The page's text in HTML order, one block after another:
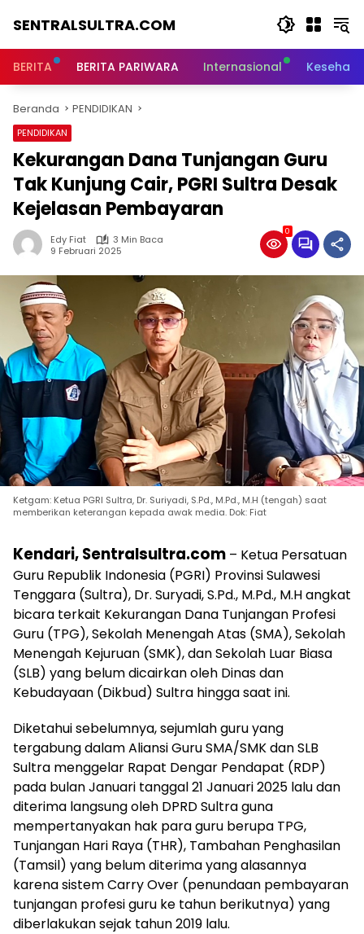
SENTRALSULTRA.COM
BERITA BERITA PARIWARA Internasional
Beranda PENDIDIKAN
PENDIDIKAN
Kekurangan Dana Tunjangan Guru
Tak Kunjung Cair, PGRI Sultra Desak
Kejelasan Pembayaran
Edy Fiat
3 Min Baca
9 Februari 2025
0
Ketgam: Ketua PGRI Sultra, Dr. Suriyadi, S.Pd., M.Pd., M.H (tengah) saat
memberikan keterangan kepada awak media. Dok: Fiat
Kendari, Sentralsultra.com – Ketua Persatuan
Guru Republik Indonesia (PGRI) Provinsi Sulawesi
Tenggara (Sultra), Dr. Suryadi, S.Pd., M.Pd., M.H angkat
bicara terkait Kekurangan Dana Tunjangan Profesi
Guru (TPG), Sekolah Menengah Atas (SMA), Sekolah
Menengah Kejuruan (SMK), dan Sekolah Luar Biasa
(SLB) yang belum dicairkan oleh Dinas dan
Kebudayaan (Dikbud) Sultra hingga saat ini.
Diketahui sebelumnya, sejumlah guru yang
tergabung dalam Aliansi Guru SMA/SMK dan SLB
Sultra menggelar Rapat Dengar Pendapat (RDP)
pada bulan Januari tanggal 21 Januari 2025 lalu dan
diterima langsung oleh DPRD Sultra guna
mempertanyakan hak para guru berupa TPG,
Tunjangan Hari Raya (THR), Tambahan Penghasilan
(Tamsil) yang belum diterima yang alasannya
karena sistem Carry Over (penundaan pembayaran
tunjangan profesi guru ke tahun berikutnya) yang
diberlakukan sejak tahun 2019 lalu.